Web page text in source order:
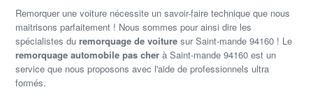
Remorquer une voiture nécessite un savoir-faire technique que nous
maitrisons parfaitement ! Nous sommes pour ainsi dire les
spécialistes duremorquage de voiture sur Saint-mande 94160 ! Le
remorquage automobile pas cher à Saint-mande 94160 est un
service que nous proposons avec l'aide de professionnels ultra
formés.